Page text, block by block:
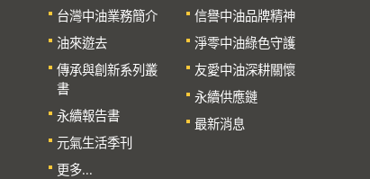
台灣中油業務簡介
油來遊去
傳承與創新系列叢
書
永續報告書
元氣生活季刊
更多...
信譽中油品牌精神
淨零中油綠色守護
友愛中油深耕關懷
永續供應鏈
最新消息